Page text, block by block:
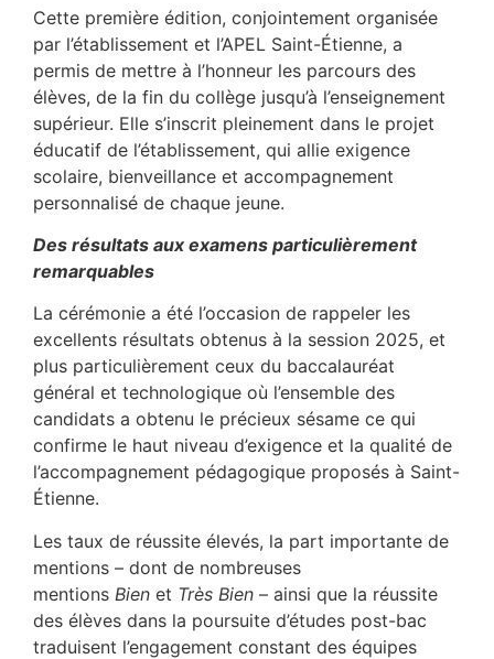
Cette première édition, conjointement organisée
par l’établissement et l’APEL Saint-Étienne, a
permis de mettre à l’honneur les parcours des
élèves, de la fin du collège jusqu’à l’enseignement
supérieur. Elle s’inscrit pleinement dans le projet
éducatif de l’établissement, qui allie exigence
scolaire, bienveillance et accompagnement
personnalisé de chaque jeune.
Des résultats aux examens particulièrement
remarquables
La cérémonie a été l’occasion de rappeler les
excellents résultats obtenus à la session 2025, et
plus particulièrement ceux du baccalauréat
général et technologique où l’ensemble des
candidats a obtenu le précieux sésame ce qui
confirme le haut niveau d’exigence et la qualité de
l’accompagnement pédagogique proposés à Saint-
Étienne.
Les taux de réussite élevés, la part importante de
mentions – dont de nombreuses
mentions Bien et Très Bien – ainsi que la réussite
des élèves dans la poursuite d’études post-bac
traduisent l’engagement constant des équipes